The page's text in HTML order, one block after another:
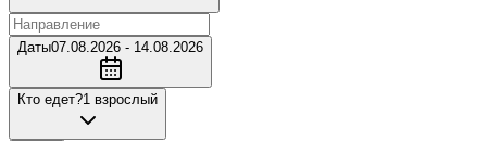
Даты07.08.2026 - 14.08.2026
Кто едет?1 взрослый